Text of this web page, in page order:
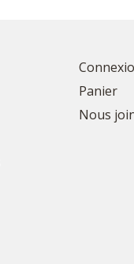
Panier
Nous